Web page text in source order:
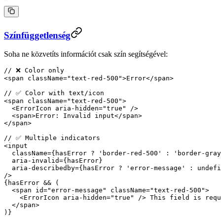
Színfüggetlenség
Soha ne közvetíts információt csak szín segítségével:
// ❌ Color only
<span className="text-red-500">Error</span>
// ✅ Color with text/icon
<span className="text-red-500">
  <
ErrorIcon aria-hidden="true"
/>
  <
span>Error: Invalid input</span>
</span>
// ✅ Multiple indicators
<input
  className
={hasError ? 'border-red-500' :
'border-
  aria-invalid
={hasError}
  aria-describedby
={hasError ? 'error-message' :
/>
{hasError && (
  <
span id="error-message" className="text-red-500">
    <
ErrorIcon aria-hidden="true"
/> This field is
  </
span>
)}